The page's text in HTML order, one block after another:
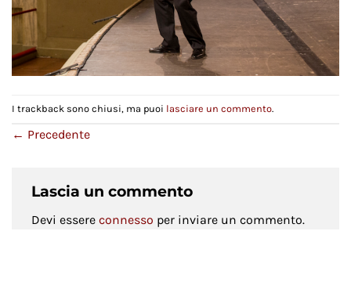
I trackback sono chiusi, ma puoi lasciare un commento.
← Precedente
Lascia un commento
Devi essere connesso per inviare un commento.